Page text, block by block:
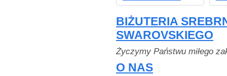
BIŻUTERIA
SWAROVSKIEGO
Życzymy Państwu miłego
O NAS